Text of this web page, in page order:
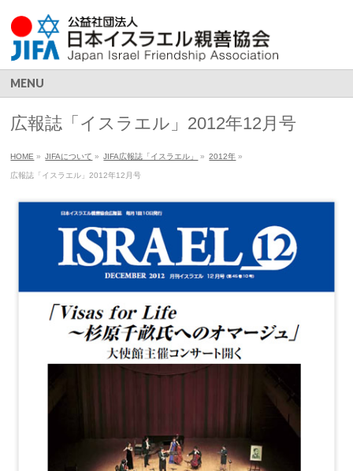
MENU
広報誌「イスラエル」2012年12月号
HOME » JIFAについて » JIFA広報誌「イスラエル」 » 2012年 »
広報誌「イスラエル」2012年12月号